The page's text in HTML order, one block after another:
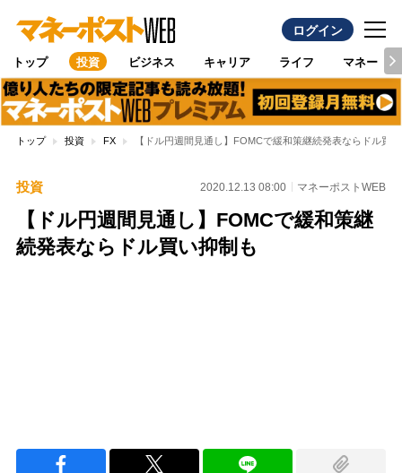
ログイン
トップ 投資 ビジネス キャリア ライフ マネー
トップ 投資 FX 【ドル円週間見通し】FOMCで緩和策継続発表ならドル買
投資 2020.12.13 08:00 マネーポストWEB
【ドル円週間見通し】FOMCで緩和策継
続発表ならドル買い抑制も